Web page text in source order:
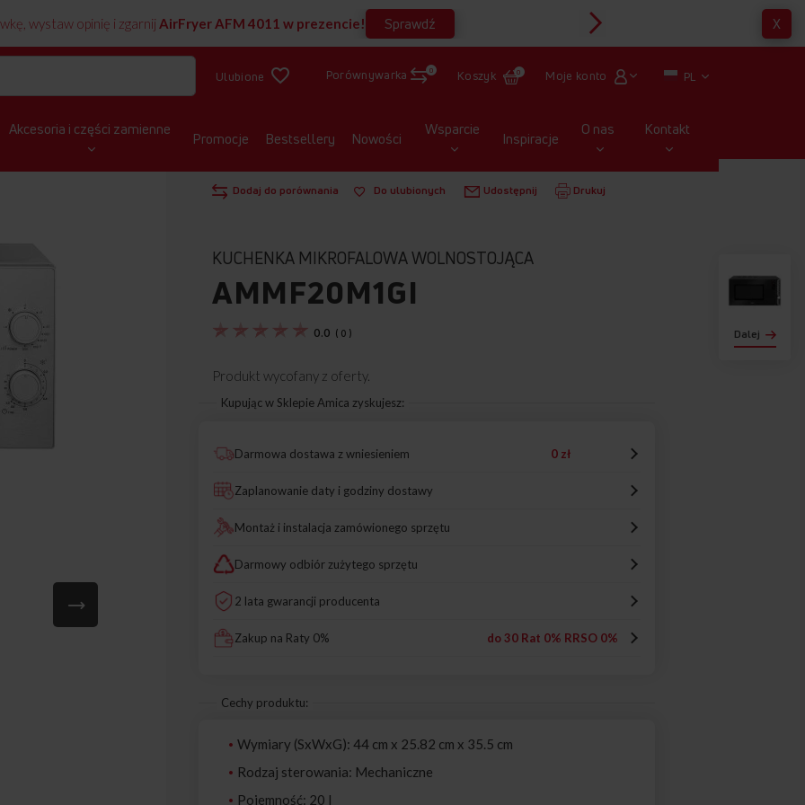
wystaw opinię i zgarnij AirFryer AFM 4011 w prezencie! Sprawdź X
Ulubione Porównywarka 0 Koszyk 0 Moje konto PL
Akcesoria i części zamienne Promocje Bestsellery Nowości Wsparcie Inspiracje O nas Kontakt
Dalej
Dodaj do porównania Do ulubionych Udostępnij Drukuj
KUCHENKA MIKROFALOWA WOLNOSTOJĄCA
AMMF20M1GI
0.0 ( 0 )
Produkt wycofany z oferty.
Kupując w Sklepie Amica zyskujesz:
Darmowa dostawa z wniesieniem 0 zł
Zaplanowanie daty i godziny dostawy
Montaż i instalacja zamówionego sprzętu
Darmowy odbiór zużytego sprzętu
2 lata gwarancji producenta
Zakup na Raty 0% do 30 Rat 0% RRSO 0%
Cechy produktu:
Wymiary (SxWxG): 44 cm x 25.82 cm x 35.5 cm
Rodzaj sterowania: Mechaniczne
Pojemność: 20 l